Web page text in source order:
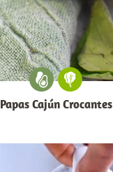
Papas Cajún Crocantes